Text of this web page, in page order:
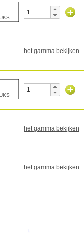
het gamma bekijken
het gamma bekijken
het gamma bekijken